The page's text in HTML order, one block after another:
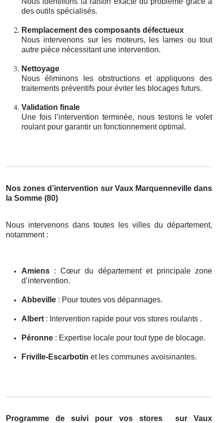
des outils spécialisés.
Remplacement des composants défectueux
Nous intervenons sur les moteurs, les lames ou tout
autre pièce nécessitant une intervention.
Nettoyage
Nous éliminons les obstructions et appliquons des
traitements préventifs pour éviter les blocages futurs.
Validation finale
Une fois l’intervention terminée, nous testons le volet
roulant pour garantir un fonctionnement optimal.
Nos zones d’intervention sur Vaux Marquenneville dans
la Somme (80)
Nous intervenons dans toutes les villes du département,
notamment :
Amiens : Cœur du département et principale zone
d’intervention.
Abbeville : Pour toutes vos dépannages.
Albert : Intervention rapide pour vos stores roulants .
Péronne : Expertise locale pour tout type de blocage.
Friville-Escarbotin et les communes avoisinantes.
Programme de suivi pour vos stores
sur Vaux